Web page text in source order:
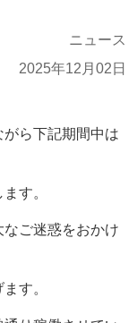
ニュース
2025年12月02日
ら下記期間中は
す。
ご迷惑をおかけ
す。